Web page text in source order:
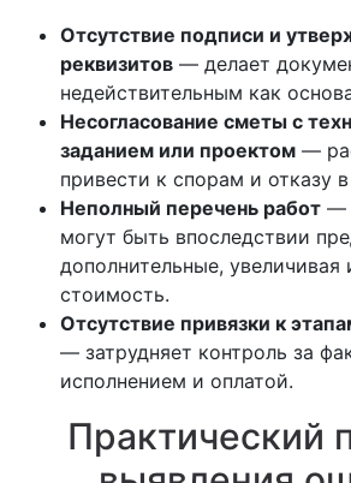
Отсутствие подписи и
реквизитов — делает
недействительным как
Несогласование сметы с
заданием или проектом —
привести к спорам и отказу
Неполный перечень работ —
могут быть впоследствии
дополнительные, увеличивая
стоимость.
Отсутствие привязки к
— затрудняет контроль за
исполнением и оплатой.
Практический